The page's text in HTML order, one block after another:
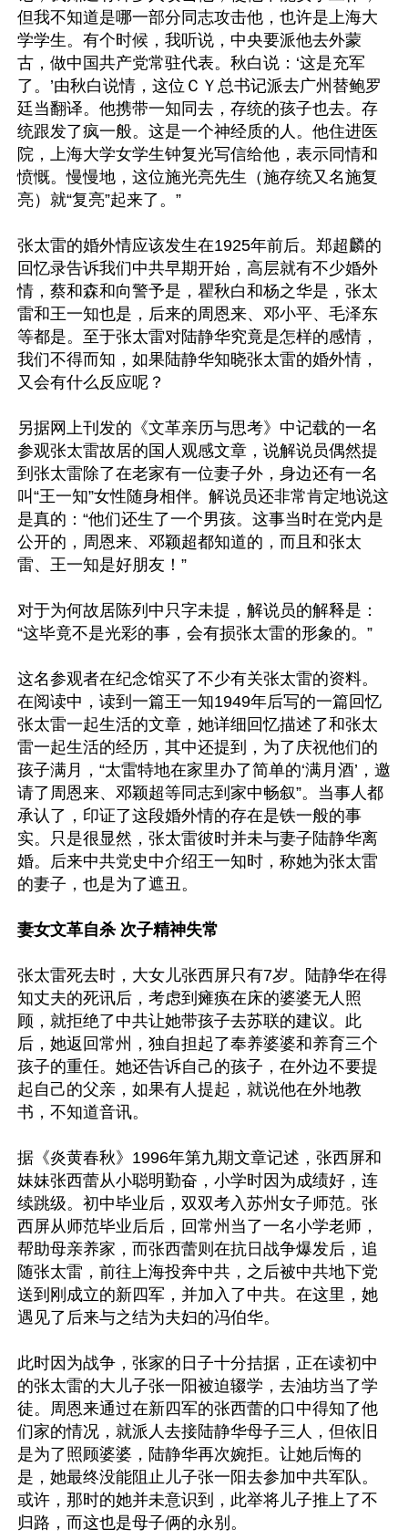
但我不知道是哪一部分同志攻击他，也许是上海大
学学生。有个时候，我听说，中央要派他去外蒙
古，做中国共产党常驻代表。秋白说：‘这是充军
了。’由秋白说情，这位ＣＹ总书记派去广州替鲍罗
廷当翻译。他携带一知同去，存统的孩子也去。存
统跟发了疯一般。这是一个神经质的人。他住进医
院，上海大学女学生钟复光写信给他，表示同情和
愤慨。慢慢地，这位施光亮先生（施存统又名施复
亮）就“复亮”起来了。”
张太雷的婚外情应该发生在1925年前后。郑超麟的
回忆录告诉我们中共早期开始，高层就有不少婚外
情，蔡和森和向警予是，瞿秋白和杨之华是，张太
雷和王一知也是，后来的周恩来、邓小平、毛泽东
等都是。至于张太雷对陆静华究竟是怎样的感情，
我们不得而知，如果陆静华知晓张太雷的婚外情，
又会有什么反应呢？
另据网上刊发的《文革亲历与思考》中记载的一名
参观张太雷故居的国人观感文章，说解说员偶然提
到张太雷除了在老家有一位妻子外，身边还有一名
叫“王一知”女性随身相伴。解说员还非常肯定地说这
是真的：“他们还生了一个男孩。这事当时在党内是
公开的，周恩来、邓颖超都知道的，而且和张太
雷、王一知是好朋友！”
对于为何故居陈列中只字未提，解说员的解释是：
“这毕竟不是光彩的事，会有损张太雷的形象的。”
这名参观者在纪念馆买了不少有关张太雷的资料。
在阅读中，读到一篇王一知1949年后写的一篇回忆
张太雷一起生活的文章，她详细回忆描述了和张太
雷一起生活的经历，其中还提到，为了庆祝他们的
孩子满月，“太雷特地在家里办了简单的‘满月酒’，邀
请了周恩来、邓颖超等同志到家中畅叙”。当事人都
承认了，印证了这段婚外情的存在是铁一般的事
实。只是很显然，张太雷彼时并未与妻子陆静华离
婚。后来中共党史中介绍王一知时，称她为张太雷
的妻子，也是为了遮丑。
妻女文革自杀 次子精神失常
张太雷死去时，大女儿张西屏只有7岁。陆静华在得
知丈夫的死讯后，考虑到瘫痪在床的婆婆无人照
顾，就拒绝了中共让她带孩子去苏联的建议。此
后，她返回常州，独自担起了奉养婆婆和养育三个
孩子的重任。她还告诉自己的孩子，在外边不要提
起自己的父亲，如果有人提起，就说他在外地教
书，不知道音讯。
据《炎黄春秋》1996年第九期文章记述，张西屏和
妹妹张西蕾从小聪明勤奋，小学时因为成绩好，连
续跳级。初中毕业后，双双考入苏州女子师范。张
西屏从师范毕业后后，回常州当了一名小学老师，
帮助母亲养家，而张西蕾则在抗日战争爆发后，追
随张太雷，前往上海投奔中共，之后被中共地下党
送到刚成立的新四军，并加入了中共。在这里，她
遇见了后来与之结为夫妇的冯伯华。
此时因为战争，张家的日子十分拮据，正在读初中
的张太雷的大儿子张一阳被迫辍学，去油坊当了学
徒。周恩来通过在新四军的张西蕾的口中得知了他
们家的情况，就派人去接陆静华母子三人，但依旧
是为了照顾婆婆，陆静华再次婉拒。让她后悔的
是，她最终没能阻止儿子张一阳去参加中共军队。
或许，那时的她并未意识到，此举将儿子推上了不
归路，而这也是母子俩的永别。